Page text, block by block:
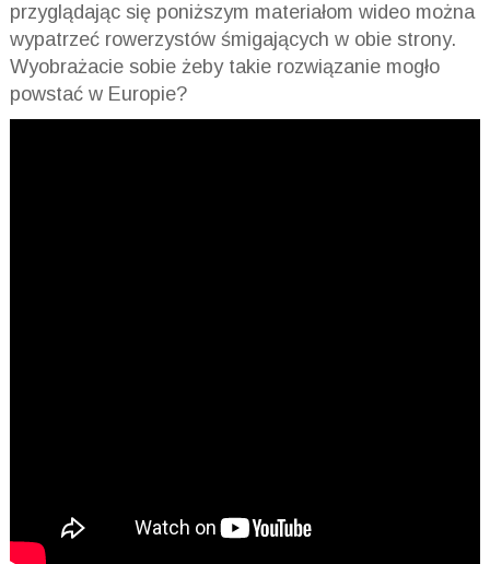
przyglądając się poniższym materiałom wideo można
wypatrzeć rowerzystów śmigających w obie strony.
Wyobrażacie sobie żeby takie rozwiązanie mogło
powstać w Europie?